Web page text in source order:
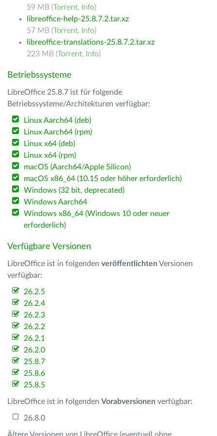
59 MB (Torrent, Info)
libreoffice-help-25.8.7.2.tar.xz
57 MB (Torrent, Info)
libreoffice-translations-25.8.7.2.tar.xz
223 MB (Torrent, Info)
Betriebssysteme
LibreOffice 25.8.7 ist für folgende
Betriebssysteme/Architekturen verfügbar:
Linux Aarch64 (deb)
Linux Aarch64 (rpm)
Linux x64 (deb)
Linux x64 (rpm)
macOS (Aarch64/Apple Silicon)
macOS x86_64 (10.15 oder höher erforderlich)
Windows (32 bit, deprecated)
Windows Aarch64
Windows x86_64 (Windows 10 oder neuer
erforderlich)
Verfügbare Versionen
LibreOffice ist in folgenden veröffentlichten Versionen
verfügbar:
26.2.5
26.2.4
26.2.3
26.2.2
26.2.1
26.2.0
25.8.7
25.8.6
25.8.5
LibreOffice ist in folgenden Vorabversionen verfügbar:
26.8.0